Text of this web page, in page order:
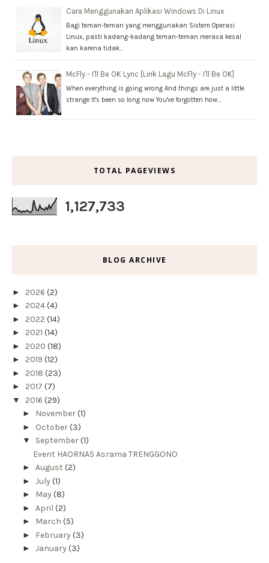
Cara Menggunakan Aplikasi Windows Di Linux
Bagi teman-teman yang menggunakan Sistem Operasi
Linux, pasti kadang-kadang teman-teman merasa kesal
kan karena tidak…
McFly - I'll Be OK Lyric [Lirik Lagu McFly - I'll Be OK]
When everything is going wrong And things are just a little
strange It's been so long now You've forgotten how…
TOTAL PAGEVIEWS
1,127,733
BLOG ARCHIVE
► 2026 (2)
► 2024(4)
► 2022 (14)
► 2021 (14)
► 2020 (18)
► 2019 (12)
► 2018 (23)
► 2017 (7)
▼ 2016 (29)
► November(1)
► October(3)
▼ September(1)
Event HAORNAS Asrama TRENGGONO
► August (2)
► July(1)
► May(8)
► April (2)
► March (5)
► February(3)
► January(3)